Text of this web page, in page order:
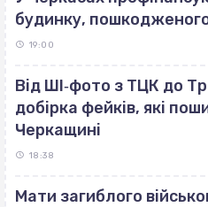
будинку,
19:00
Від ШІ‐фото з ТЦК до
добірка фейків, які
Черкащині
18:38
Мати загиблого